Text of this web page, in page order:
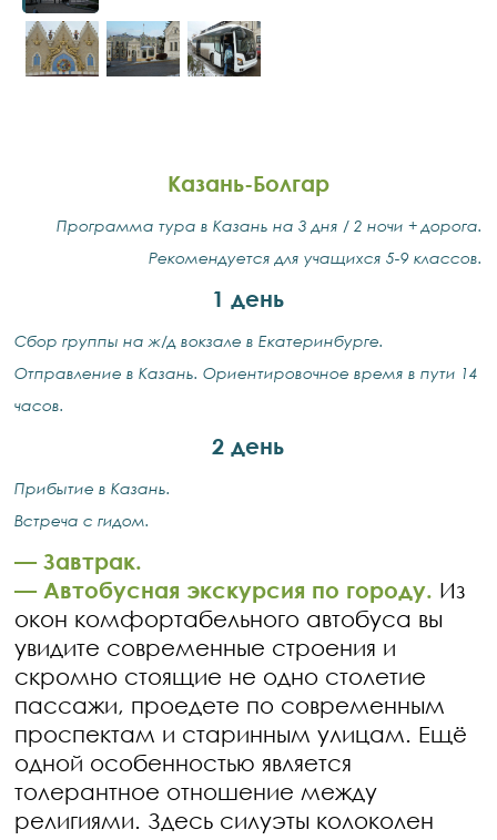
Казань-Болгар
Программа тура в Казань на 3 дня / 2 ночи + дорога.
Рекомендуется для учащихся 5-9 классов.
1 день
Сбор группы на ж/д вокзале в Екатеринбурге.
Отправление в Казань. Ориентировочное время в пути 14
часов.
2 день
Прибытие в Казань.
Встреча с гидом.
—Завтрак.
— Автобусная экскурсия по городу. Из
окон комфортабельного автобуса вы
увидите современные строения и
скромно стоящие не одно столетие
пассажи, проедете по современным
проспектам и старинным улицам. Ещё
одной особенностью является
толерантное отношение между
религиями. Здесь силуэты колоколен